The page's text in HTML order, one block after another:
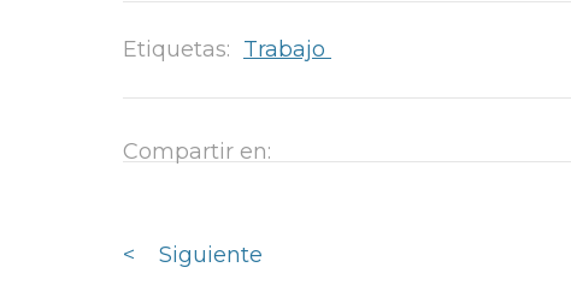
Etiquetas: Trabajo
Compartir en:
<
Siguiente